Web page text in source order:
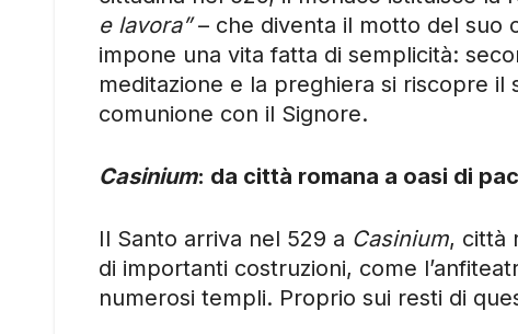
e lavora”– che diventa il motto del suo
impone una vita fatta di semplicità:
meditazione e la preghiera si riscopre il
comunione con il Signore.
Casinium: da città romana a oasi di
Il Santo arriva nel 529 a Casinium, città
di importanti costruzioni, come
numerosi templi. Proprio sui resti di